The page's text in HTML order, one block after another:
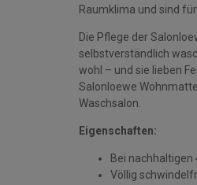
Raumklima und sind
Die Pflege der
selbstverständlich
wohl – und sie lieben
Salonloewe
Waschsalon.
Eigenschaften:
Bei nachhaltigen
Völlig